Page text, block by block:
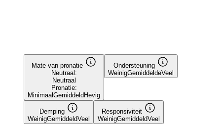
Mate van pronatie
Neutraal:
Neutraal
Pronatie:
MinimaalGemiddeld Hevig
Ondersteuning
WeinigGemiddeldeVeel
Demping
WeinigGemiddeldVeel
Responsiviteit
WeinigGemiddeldVeel